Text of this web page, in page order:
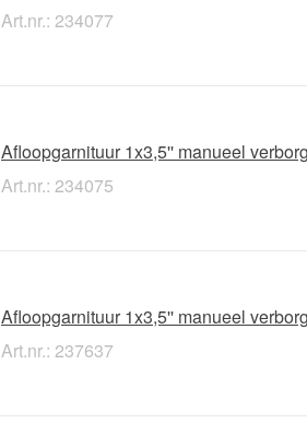
Art.nr.: 234077
Afloopgarnituur 1x3,5'' manueel
Art.nr.: 234075
Afloopgarnituur 1x3,5'' manueel
Art.nr.: 237637